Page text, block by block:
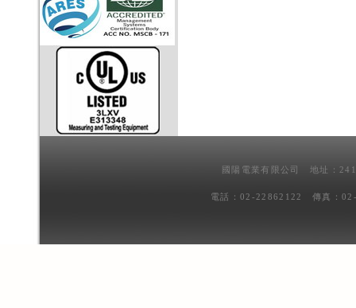
國陽電業有限公司 地址：
電話：02-22862122 傳真：